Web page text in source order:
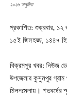
২০২৬ অনুষ্ঠিত
প্রকাশিত: শুক্রবার, ১২
১৫ই জিলহজ্জ, ১৪৪৭
বিক্রমপুর খবর: নিউজ
উপজেলার কুসুমপুর গ্রাম
মিলনমেলায়। শতবর্ষের